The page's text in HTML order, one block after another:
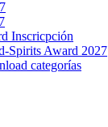
Inscricpción
Spirits Award 2027
categorías